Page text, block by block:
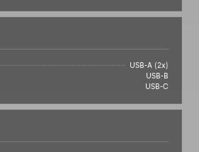
USB-A (2x)
USB-B
USB-C